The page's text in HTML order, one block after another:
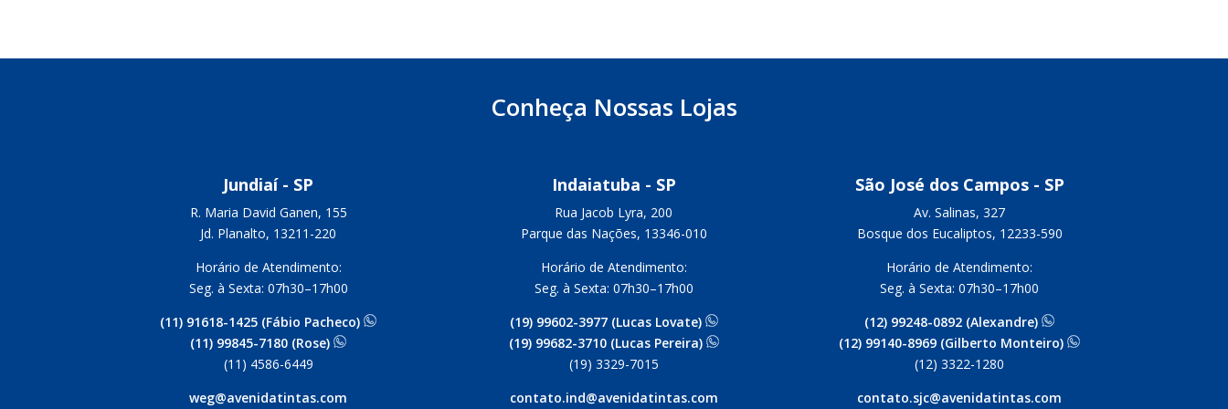
Conheça Nossas Lojas
Jundiaí - SP
R. Maria David Ganen, 155
Jd. Planalto, 13211-220
Horário de Atendimento:
Seg. à Sexta: 07h30–17h00
(11) 91618-1425 (Fábio Pacheco)
(11) 99845-7180 (Rose)
(11) 4586-6449
weg@avenidatintas.com
Indaiatuba - SP
Rua Jacob Lyra, 200
Parque das Nações, 13346-010
Horário de Atendimento:
Seg. à Sexta: 07h30–17h00
(19) 99602-3977 (Lucas Lovate)
(19) 99682-3710 (Lucas Pereira)
(19) 3329-7015
contato.ind@avenidatintas.com
São José dos Campos - SP
Av. Salinas, 327
Bosque dos Eucaliptos, 12233-590
Horário de Atendimento:
Seg. à Sexta: 07h30–17h00
(12) 99248-0892 (Alexandre)
(12) 99140-8969 (Gilberto Monteiro)
(12) 3322-1280
contato.sjc@avenidatintas.com